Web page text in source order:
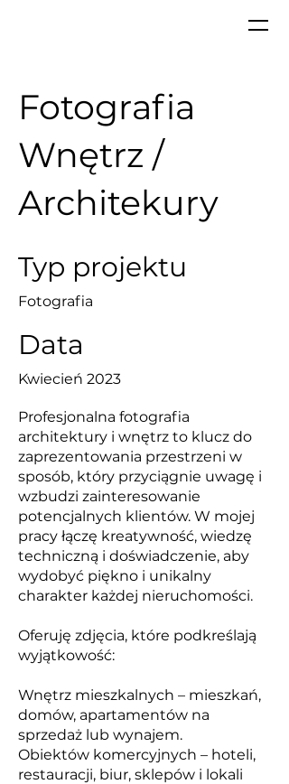
Fotografia
Wnętrz /
Architekury
Typ projektu
Fotografia
Data
Kwiecień 2023
Profesjonalna fotografia
architektury i wnętrz to klucz do
zaprezentowania przestrzeni w
sposób, który przyciągnie uwagę i
wzbudzi zainteresowanie
potencjalnych klientów. W mojej
pracy łączę kreatywność, wiedzę
techniczną i doświadczenie, aby
wydobyć piękno i unikalny
charakter każdej nieruchomości.
Oferuję zdjęcia, które podkreślają
wyjątkowość:
Wnętrz mieszkalnych – mieszkań,
domów, apartamentów na
sprzedaż lub wynajem.
Obiektów komercyjnych – hoteli,
restauracji, biur, sklepów i lokali